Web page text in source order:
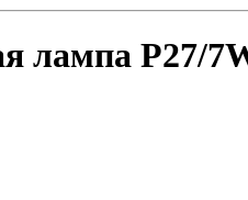
лампа P27/